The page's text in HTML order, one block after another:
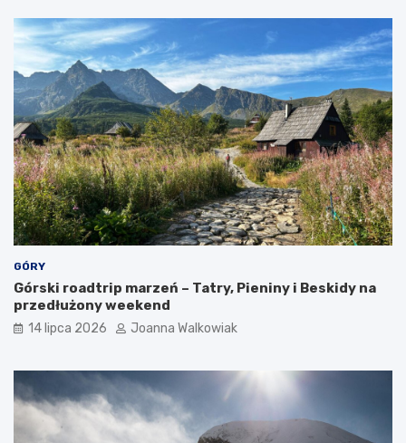
GÓRY
Górski roadtrip marzeń – Tatry, Pieniny i Beskidy na
przedłużony weekend
14 lipca 2026 Joanna Walkowiak